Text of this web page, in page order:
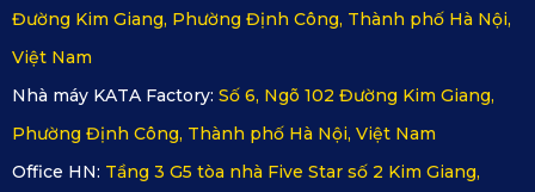
Đường Kim Giang, Phường Định Công, Thành phố Hà Nội,
Việt Nam
Nhà máy KATA Factory: Số 6, Ngõ 102 Đường Kim Giang,
Phường Định Công, Thành phố Hà Nội, Việt Nam
Office HN: Tầng 3 G5 tòa nhà Five Star số 2 Kim Giang,